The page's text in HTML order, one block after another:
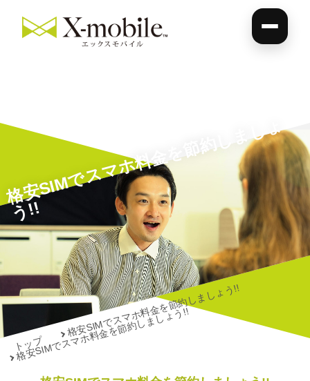
格
安
SI
M
で
ス
マ
ホ
料
金
を
節
約
し
ま
し
ょ
う
!
!
トップ
格安SIMでスマホ料金を節約しましょう!!
格安SIMでスマホ料金を節約しましょう!!